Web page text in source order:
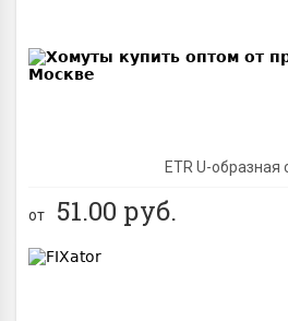
ETR U-образная
от 51.00 руб.